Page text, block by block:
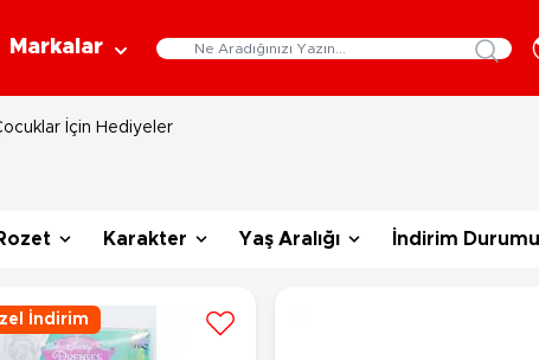
Eğitici Oyuncaklar
Müzik Aletleri
3-5 Yaş
Markalar
İçin Hediyeler
Karakter Yaş Aralığı İndirim Durumu
İndirim